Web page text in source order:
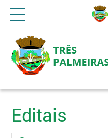
Editais